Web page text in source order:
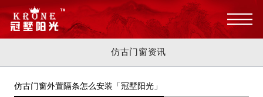
仿古门窗资讯
仿古门窗外置隔条怎么安装「冠墅阳光」